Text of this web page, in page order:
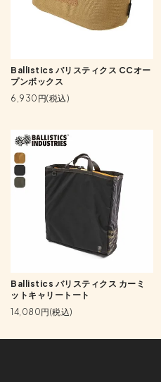
Ballistics バリスティクス CCオー
プンボックス
6,930円(税込)
Ballistics バリスティクス カーミ
ットキャリートート
14,080円(税込)